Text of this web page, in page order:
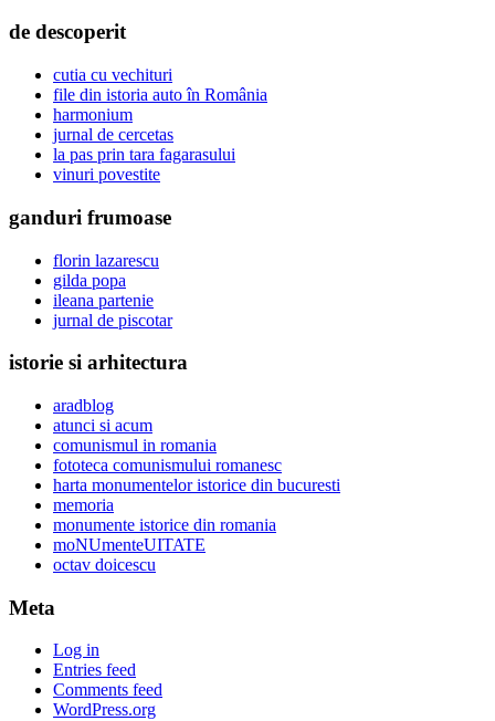
de descoperit
cutia cu vechituri
file din istoria auto în România
harmonium
jurnal de cercetas
la pas prin tara fagarasului
vinuri povestite
ganduri frumoase
florin lazarescu
gilda popa
ileana partenie
jurnal de piscotar
istorie si arhitectura
aradblog
atunci si acum
comunismul in romania
fototeca comunismului romanesc
harta monumentelor istorice din bucuresti
memoria
monumente istorice din romania
moNUmenteUITATE
octav doicescu
Meta
Log in
Entries feed
Comments feed
WordPress.org